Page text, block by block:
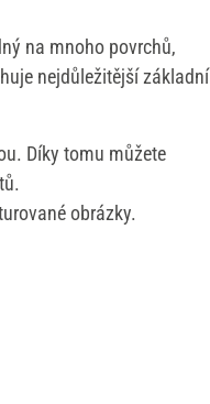
na mnoho povrchů,
nejdůležitější základní
Díky tomu můžete
obrázky.